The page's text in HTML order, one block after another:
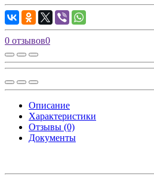
0 отзывов0
Описание
Характеристики
Отзывы (0)
Документы